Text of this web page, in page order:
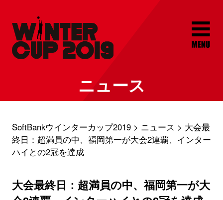
ニュース
SoftBankウインターカップ2019 ニュース
大会最
終日：超満員の中、福岡第一が大会2連覇、インター
ハイとの2冠を達成
大会最終日：超満員の中、福岡第一が大